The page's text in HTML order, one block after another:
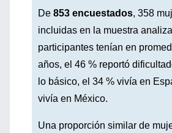
De 853 encuestados, 358
incluidas en la muestra
participantes tenían en
años, el 46 % reportó
lo básico, el 34 % vivía en
vivía en México.
Una proporción similar de